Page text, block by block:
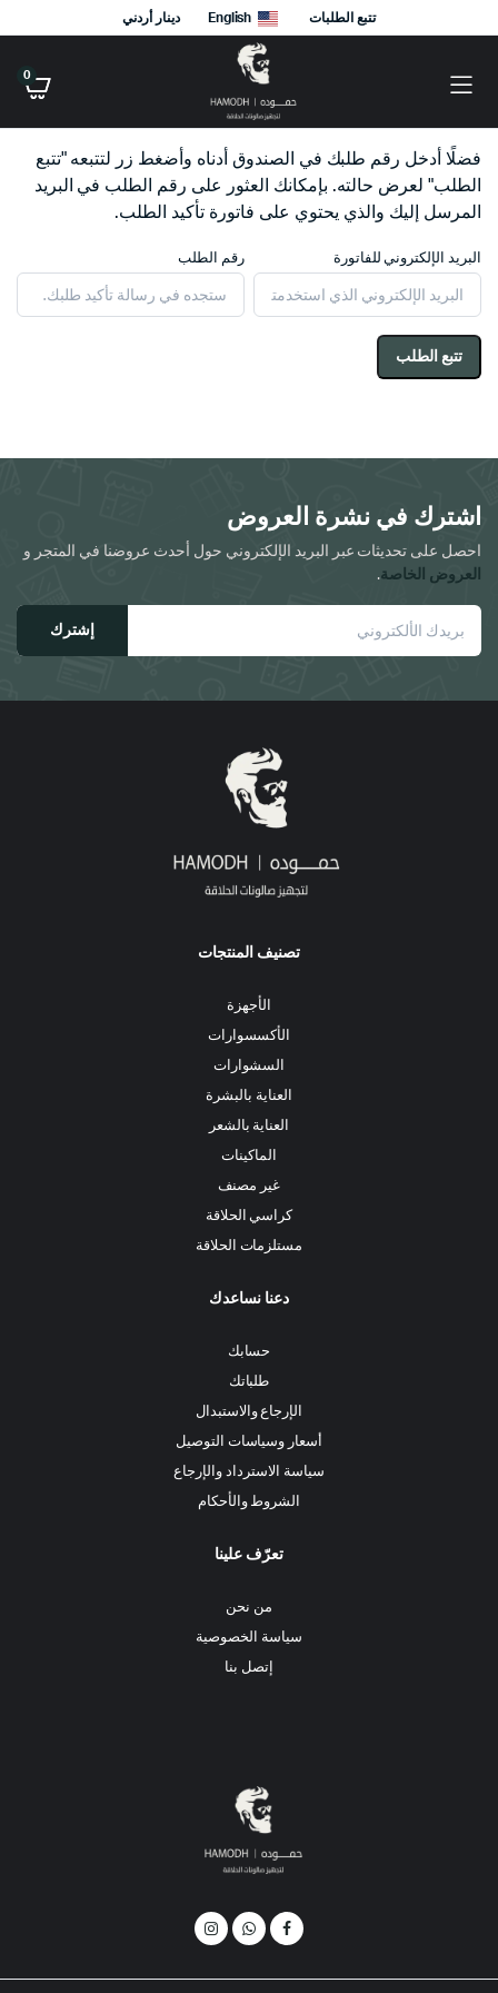
تتبع الطلبات English دينار أردني
0
فضلًا أدخل رقم طلبك في الصندوق أدناه وأضغط زر لتتبعه "تتبع
الطلب" لعرض حالته. بإمكانك العثور على رقم الطلب في البريد
المرسل إليك والذي يحتوي على فاتورة تأكيد الطلب.
رقم الطلب البريد الإلكتروني للفاتورة
تتبع الطلب
اشترك في نشرة العروض
احصل على تحديثات عبر البريد الإلكتروني حول أحدث عروضنا في المتجر و
العروض الخاصة.
إشترك
تصنيف المنتجات
الأجهزة
الأكسسوارات
السشوارات
العناية بالبشرة
العناية بالشعر
الماكينات
غير مصنف
كراسي الحلاقة
مستلزمات الحلاقة
دعنا نساعدك
حسابك
طلباتك
الإرجاع والاستبدال
أسعار وسياسات التوصيل
سياسة الاسترداد والإرجاع
الشروط والأحكام
تعرّف علينا
من نحن
سياسة الخصوصية
إتصل بنا